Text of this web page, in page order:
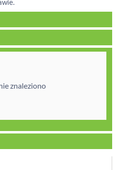
znaleziono